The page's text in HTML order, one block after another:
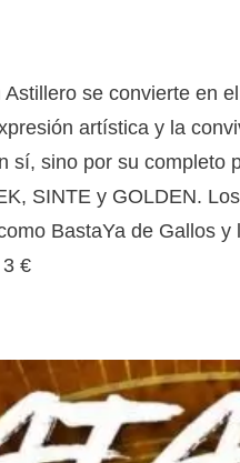
se convierte en
artística y la
sí, sino por su
SINTE y GOLDEN.
BastaYa de Gallos
€